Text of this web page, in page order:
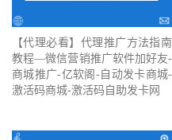
【代理必看】‍代理推广方法指南
教程—微信营销推广软件加好友-
商城推广-亿软阁-自动发卡商城-
激活码商城-激活码自助发卡网